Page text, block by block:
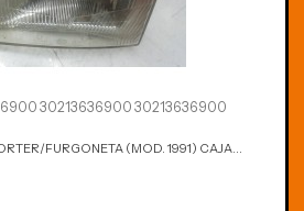
30213636900 30213636900
FURGONETA (MOD. 1991) CAJA...